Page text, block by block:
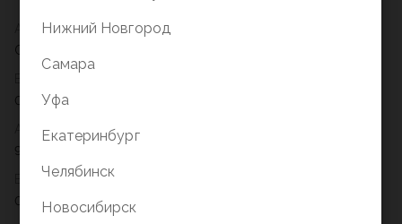
Автор
Сергей Вильянович Кузьмин
0,022
Артикул
978-985-17-1346-8
Возрастное ограничение
0+
Нижний Новгород
Самара
Уфа
Екатеринбург
Челябинск
Новосибирск